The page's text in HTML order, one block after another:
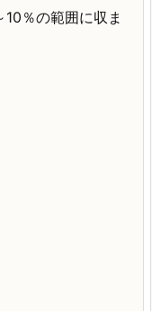
％の範囲に収ま